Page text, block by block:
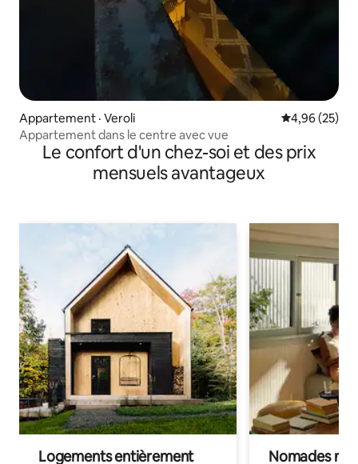
Appartement · Veroli Note
4,96 (25)
Appartement dans le centre avec vue
Le confort d'un chez-soi et des prix
mensuels avantageux
Logements entièrement Nomades